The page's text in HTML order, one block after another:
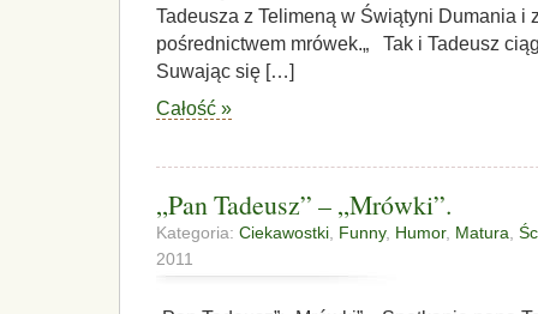
Tadeusza z Telimeną w Świątyni Dumania i
pośrednictwem mrówek.„ Tak i Tadeusz
Suwając się […]
Całość »
„Pan Tadeusz” – „Mrówki”.
Kategoria: Ciekawostki Funny, Humor, Matura
2011